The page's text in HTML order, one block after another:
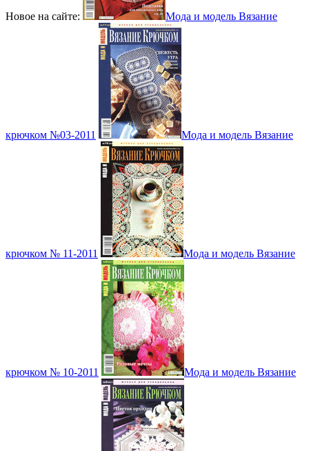
Новое на сайте: Мода и модель Вязание
крючком №03-2011 Мода и модель Вязание
крючком № 11-2011 Мода и модель Вязание
крючком № 10-2011 Мода и модель Вязание